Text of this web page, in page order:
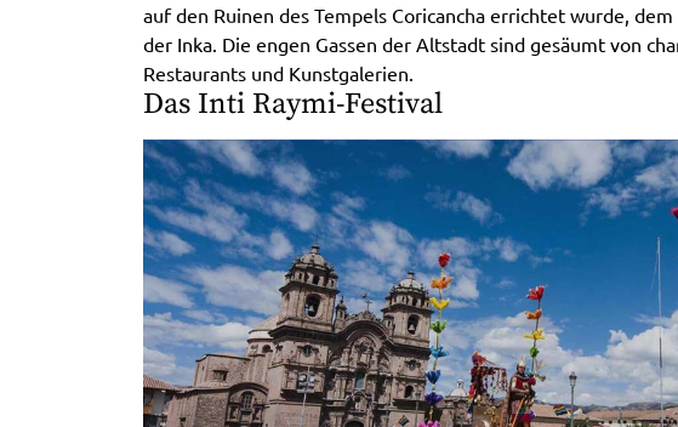
auf den Ruinen des Tempels Coricancha errichtet wurde,
der Inka. Die engen Gassen der Altstadt sind gesäumt von
Restaurants und Kunstgalerien.
Das Inti Raymi-Festival